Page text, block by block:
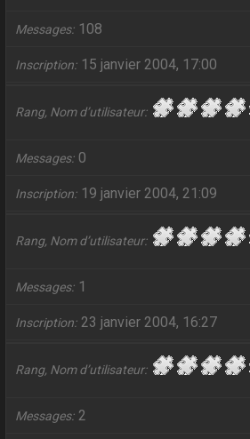
Messages 108
Inscription 15 janvier 2004, 17:00
Rang, Nom d’utilisateur
Messages 0
Inscription 19 janvier 2004, 21:09
Rang, Nom d’utilisateur
Messages 1
Inscription 23 janvier 2004, 16:27
Rang, Nom d’utilisateur
Messages 2